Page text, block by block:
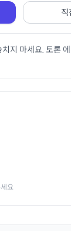
직
지 마세요. 토론
요